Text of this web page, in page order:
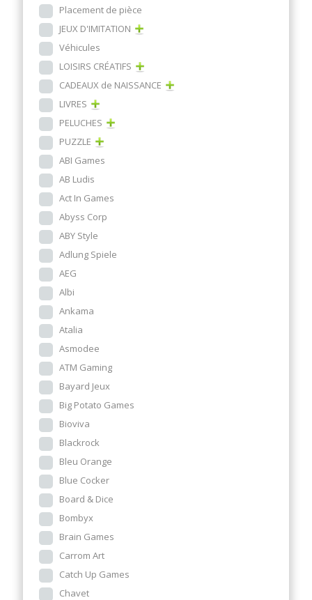
Placement de pièce
JEUX D'IMITATION
Véhicules
LOISIRS CRÉATIFS
CADEAUX de NAISSANCE
LIVRES
PELUCHES
PUZZLE
ABI Games
AB Ludis
Act In Games
Abyss Corp
ABY Style
Adlung Spiele
AEG
Albi
Ankama
Atalia
Asmodee
ATM Gaming
Bayard Jeux
Big Potato Games
Bioviva
Blackrock
Bleu Orange
Blue Cocker
Board & Dice
Bombyx
Brain Games
Carrom Art
Catch Up Games
Chavet